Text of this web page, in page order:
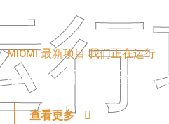
MIOMI 最新项目 我们正在运行
有些美丽的小径，不
查看更多